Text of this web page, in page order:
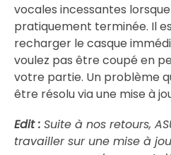
vocales incessantes
pratiquement terminée. Il
recharger le casque
voulez pas être coupé en
votre partie. Un problème
être résolu via une mise à
Edit : Suite à nos retours,
travailler sur une mise à